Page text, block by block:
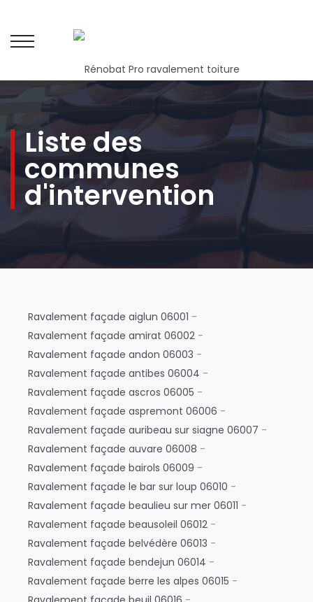
Liste des
communes
d'intervention
Ravalement façade aiglun 06001 -
Ravalement façade amirat 06002 -
Ravalement façade andon 06003 -
Ravalement façade antibes 06004 -
Ravalement façade ascros 06005 -
Ravalement façade aspremont 06006 -
Ravalement façade auribeau sur siagne 06007 -
Ravalement façade auvare 06008 -
Ravalement façade bairols 06009 -
Ravalement façade le bar sur loup 06010 -
Ravalement façade beaulieu sur mer 06011 -
Ravalement façade beausoleil 06012 -
Ravalement façade belvédère 06013 -
Ravalement façade bendejun 06014 -
Ravalement façade berre les alpes 06015 -